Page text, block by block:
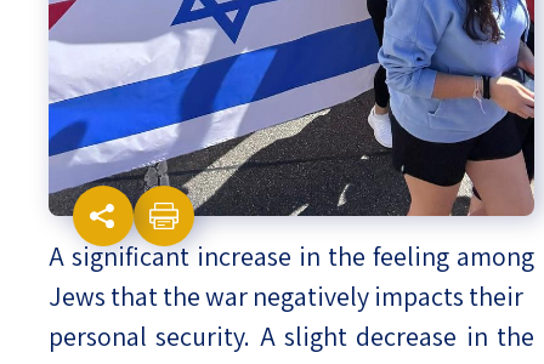
A significant increase in the feeling among
Jews that the war negatively impacts their
personal security. A slight decrease in the